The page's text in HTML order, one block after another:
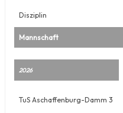
Disziplin
Mannschaft
2026
TuS Aschaffenburg-Damm 3